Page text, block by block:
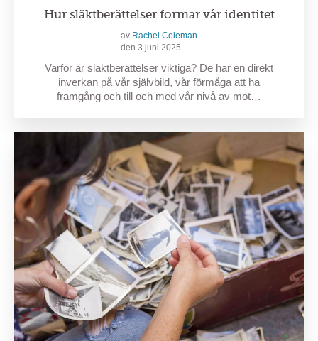
Hur släktberättelser formar vår identitet
av Rachel Coleman
den 3 juni 2025
Varför är släktberättelser viktiga? De har en direkt
inverkan på vår självbild, vår förmåga att ha
framgång och till och med vår nivå av mot…